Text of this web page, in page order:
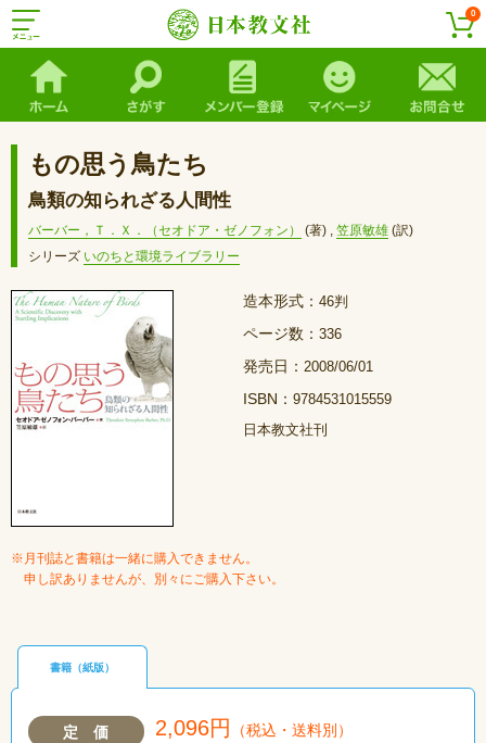
0
もの思う鳥たち
鳥類の知られざる人間性
バーバー，Ｔ．Ｘ．（セオドア・ゼノフォン） (著) , 笠原敏雄 (訳)
シリーズ いのちと環境ライブラリー
造本形式： 46判
ページ数： 336
発売日： 2008/06/01
ISBN： 9784531015559
日本教文社刊
※月刊誌と書籍は一緒に購入できません。
申し訳ありませんが、別々にご購入下さい。
書籍（紙版）
定 価 2,096円 （税込・送料別）